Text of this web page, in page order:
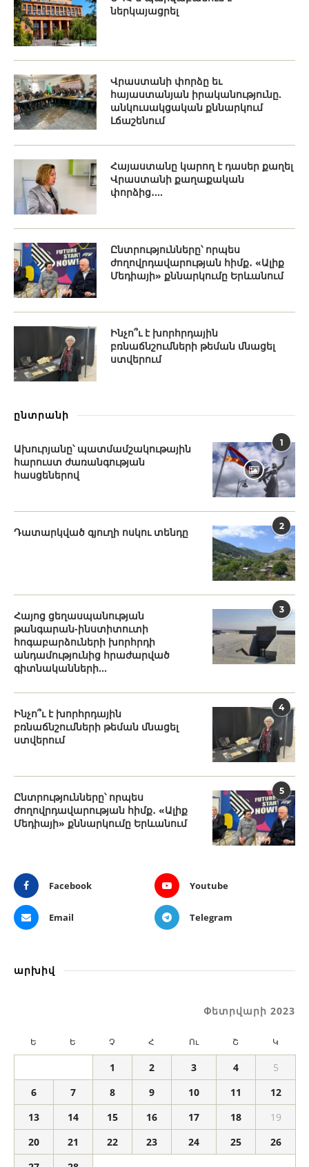
ներկայացրել
Վրաստանի փորձը եւ
հայաստանյան իրականությունը.
անկուսակցական քննարկում
Լճաշենում
Հայաստանը կարող է դասեր քաղել
Վրաստանի քաղաքական
փորձից․...
Ընտրությունները՝ որպես
ժողովրդավարության հիմք․ «Ալիք
Մեդիայի» քննարկումը Երևանում
Ինչո՞ւ է խորհրդային
բռնաճնշումների թեման մնացել
ստվերում
ընտրանի
1
Ախուրյանը՝ պատմամշակութային
հարուստ ժառանգության
հասցեներով
2
Դատարկված գյուղի ոսկու տենդը
3
Հայոց ցեղասպանության
թանգարան-ինստիտուտի
հոգաբարձուների խորհրդի
անդամությունից հրաժարված
գիտնականների...
4
Ինչո՞ւ է խորհրդային
բռնաճնշումների թեման մնացել
ստվերում
5
Ընտրությունները՝ որպես
ժողովրդավարության հիմք․ «Ալիք
Մեդիայի» քննարկումը Երևանում
Facebook Youtube
Email Telegram
արխիվ
Փետրվարի 2023
Ե Ե Չ Հ Ու Շ Կ
1 2 3 4
5
6
7 8 9 10 11
12
13
14 15 16 17 18
19
20
21 22 23 24 25
26